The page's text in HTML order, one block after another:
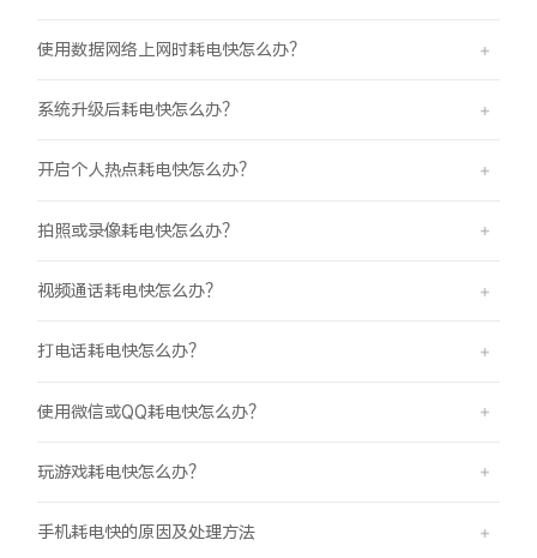
使用数据网络上网时耗电快怎么办？
系统升级后耗电快怎么办？
开启个人热点耗电快怎么办？
拍照或录像耗电快怎么办？
视频通话耗电快怎么办？
打电话耗电快怎么办？
使用微信或QQ耗电快怎么办？
玩游戏耗电快怎么办？
手机耗电快的原因及处理方法